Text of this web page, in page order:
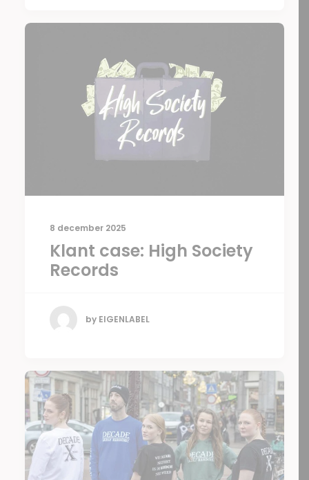
8 december 2025
Klant case: High Society
Records
by EIGENLABEL